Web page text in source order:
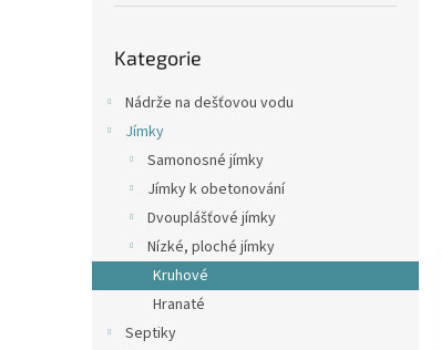
kategorie
Kategorie
Nádrže na dešťovou vodu
Jímky
Samonosné jímky
Jímky k obetonování
Dvouplášťové jímky
Nízké, ploché jímky
Kruhové
Hranaté
Septiky